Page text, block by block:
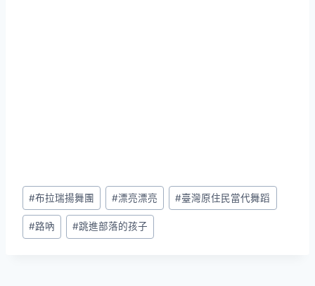
Post
Tags:
#布拉瑞揚舞團 #漂亮漂亮 #臺灣原住民當代舞蹈
#路吶 #跳進部落的孩子